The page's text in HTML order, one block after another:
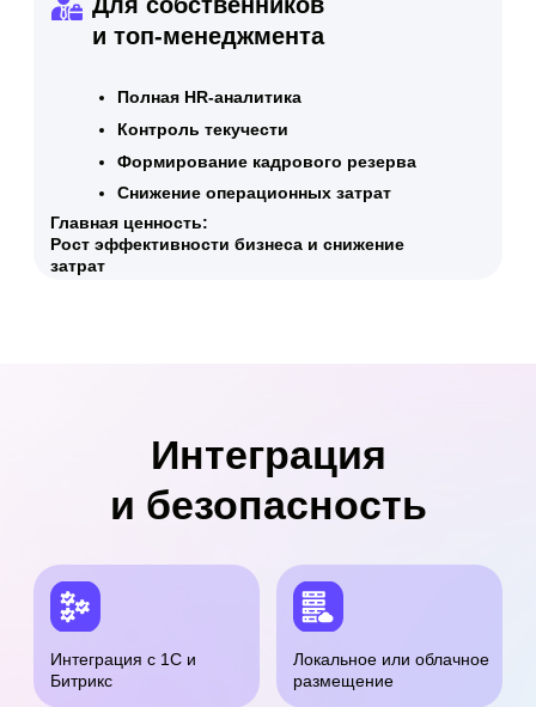
Обсудить
Сравнение тарифов
от 1 200 000 ₽